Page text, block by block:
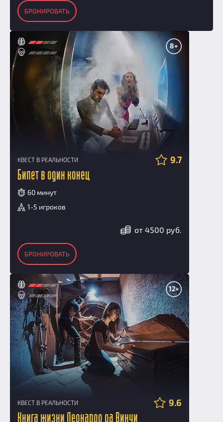
БРОНИРОВАТЬ
8+
КВЕСТ В РЕАЛЬНОСТИ 9.7
Билет в один конец
60 минут
1-5 игроков
от 4500 руб.
БРОНИРОВАТЬ
12+
КВЕСТ В РЕАЛЬНОСТИ 9.6
Книга жизни Леонардо да Винчи